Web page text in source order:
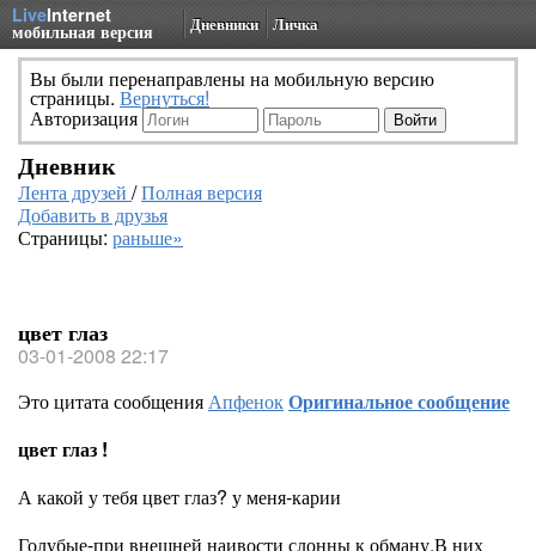
LiveInternet
мобильная версия Дневники Личка
Вы были перенаправлены на мобильную версию
страницы. Вернуться!
Авторизация
Дневник
Лента друзей /Полная версия
Добавить в друзья
Страницы: раньше»
цвет глаз
03-01-2008 22:17
Это цитата сообщенияАпфенокОригинальное сообщение
цвет глаз !
А какой у тебя цвет глаз? у меня-карии
Голубые-при внешней наивости слонны к обману.В них